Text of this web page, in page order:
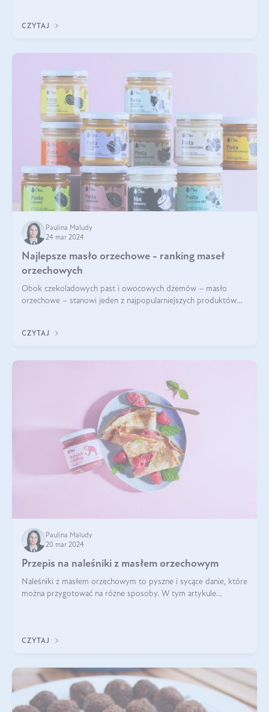
CZYTAJ
Paulina Maludy
24 mar 2024
Najlepsze masło orzechowe - ranking maseł
orzechowych
Obok czekoladowych past i owocowych dżemów – masło
orzechowe – stanowi jeden z najpopularniejszych produktów
CZYTAJ
Paulina Maludy
20 mar 2024
Przepis na naleśniki z masłem orzechowym
Naleśniki z masłem orzechowym to pyszne i sycące danie, które
można przygotować na różne sposoby. W tym artykule
CZYTAJ